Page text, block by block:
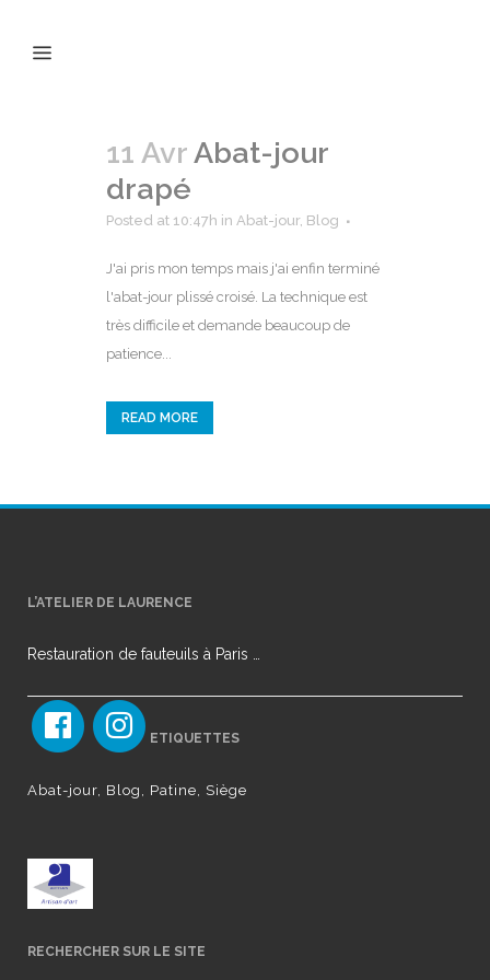
11 AvrAbat-jour
drapé
Posted at 10:47h in Abat-jour, Blog
J'ai pris mon temps mais j'ai enfin terminé
l'abat-jour plissé croisé. La technique est
très difficile et demande beaucoup de
patience...
READ MORE
L’ATELIER DE LAURENCE
Restauration de fauteuils à Paris …
ETIQUETTES
Abat-jour Blog Patine Siège
RECHERCHER SUR LE SITE